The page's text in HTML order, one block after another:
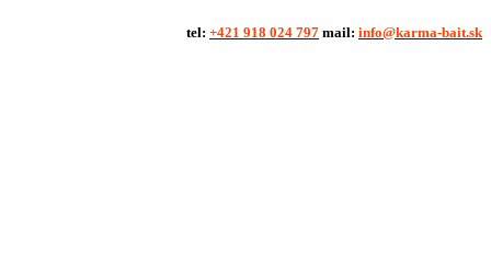
tel: +421 918 024 797 mail: info@karma-bait.sk